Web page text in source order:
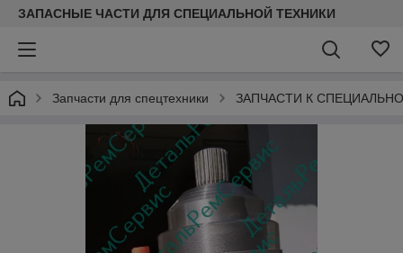
ЗАПАСНЫЕ ЧАСТИ ДЛЯ СПЕЦИАЛЬНОЙ ТЕХНИКИ
Запчасти для спецтехники ЗАПЧАСТИ К